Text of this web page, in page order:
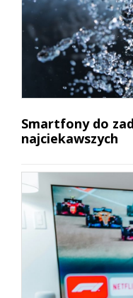
Smartfony do
najciekawszych